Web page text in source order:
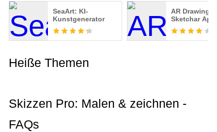
SeaArt: KI-
Kunstgenerator
AR Drawing -
Sketchar App
Heiße Themen
Skizzen Pro: Malen & zeichnen -
FAQs